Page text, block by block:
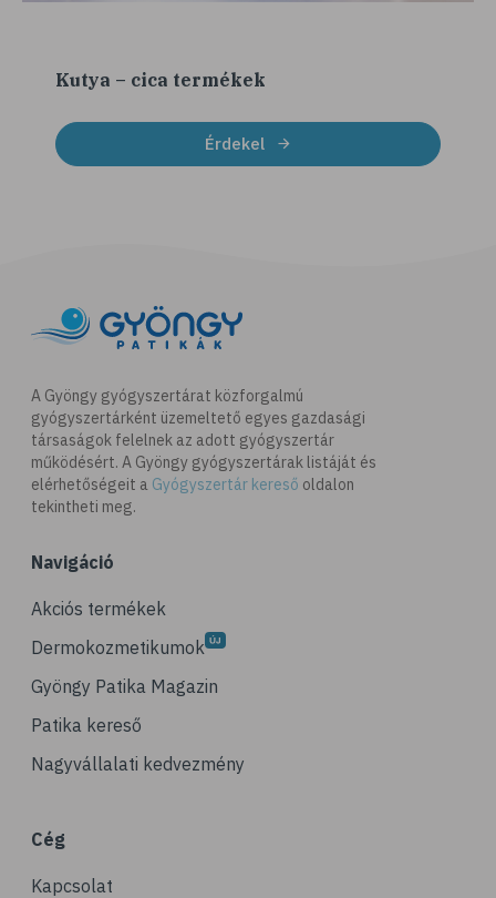
Kutya – cica termékek
Érdekel
A Gyöngy gyógyszertárat közforgalmú
gyógyszertárként üzemeltető egyes gazdasági
társaságok felelnek az adott gyógyszertár
működésért. A Gyöngy gyógyszertárak listáját és
elérhetőségeit a Gyógyszertár kereső oldalon
tekintheti meg.
Navigáció
Akciós termékek
Dermokozmetikumok
Gyöngy Patika Magazin
Patika kereső
Nagyvállalati kedvezmény
Cég
Kapcsolat